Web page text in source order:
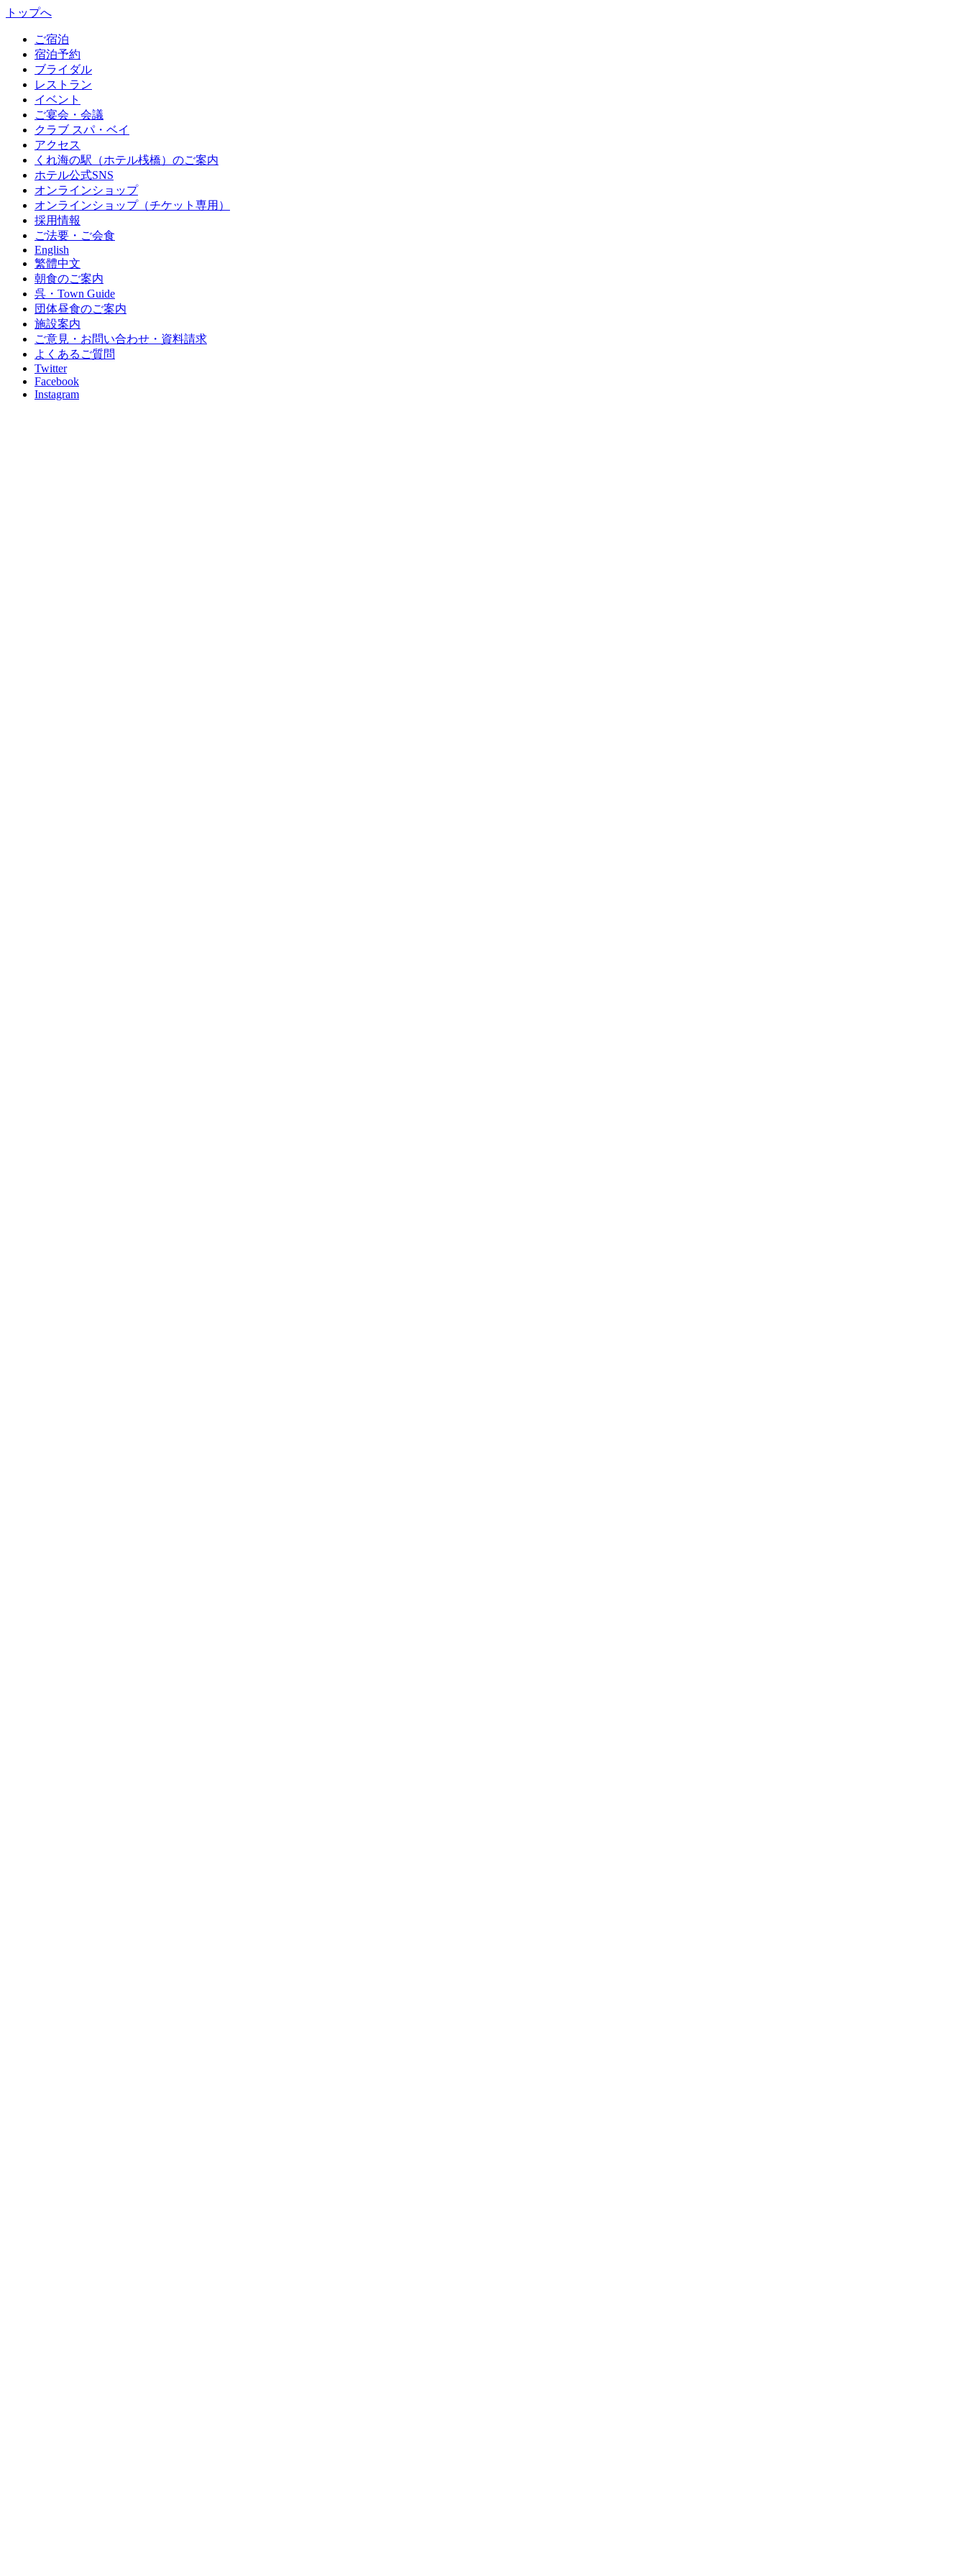
トップへ
ご宿泊
宿泊予約
ブライダル
レストラン
イベント
ご宴会・会議
クラブ スパ・ベイ
アクセス
くれ海の駅（ホテル桟橋）のご案内
ホテル公式SNS
オンラインショップ
オンラインショップ（チケット専用）
採用情報
ご法要・ご会食
English
繁體中文
朝食のご案内
呉・Town Guide
団体昼食のご案内
施設案内
ご意見・お問い合わせ・資料請求
よくあるご質問
Twitter
Facebook
Instagram